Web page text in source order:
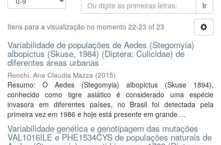
Ir
Itens para a visualização no momento 22-23 of 23
Variabilidade de populações de Aedes (Stegomyia)
albopictus (Skuse, 1984) (Diptera: Culicidae) de
diferentes áreas urbanas
Ronchi, Ana Claudia Mazza (2015)
Resumo: O Aedes (Stegomyia) albopictus (Skuse 1894),
conhecido como tigre asiático é considerado uma espécie
invasora em diferentes países, no Brasil foi detectada pela
primeira vez em 1986 e hoje está presente em grande ...
Variabilidade genética e genotipagem das mutações
VAL1016ILE e PHE1534CYS de populações naturais de